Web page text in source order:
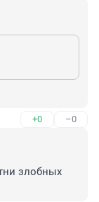
+0 –0
злобных